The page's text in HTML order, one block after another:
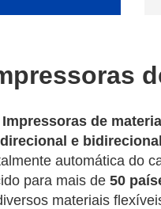
Impressoras de
e bidirecional
automática do
para mais de 50
materiais